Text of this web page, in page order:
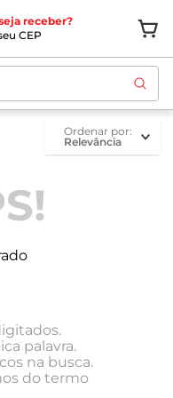
receber?
CEP
ordenar por
Relevância
palavra.
na busca.
do termo